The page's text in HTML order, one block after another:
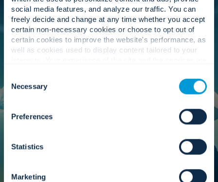
social media features, and analyze our traffic. You can
freely decide and change at any time whether you accept
certain non-necessary cookies or choose to opt out of
certain cookies to improve the website's performance, as
well as cookies used to display content tailored to your
cookies. Click "Show details" below for more information
about who we share your information with.
Selection
Necessary
Preferences
Statistics
Marketing
Nuestro equipo ejecutivo promueve una
estrategia de socios centrada en los resultados
del cliente. Fortalecen la colaboración con
acceso a la innovación emergente, garantizando
ubicaciones donde prestamos servicios.